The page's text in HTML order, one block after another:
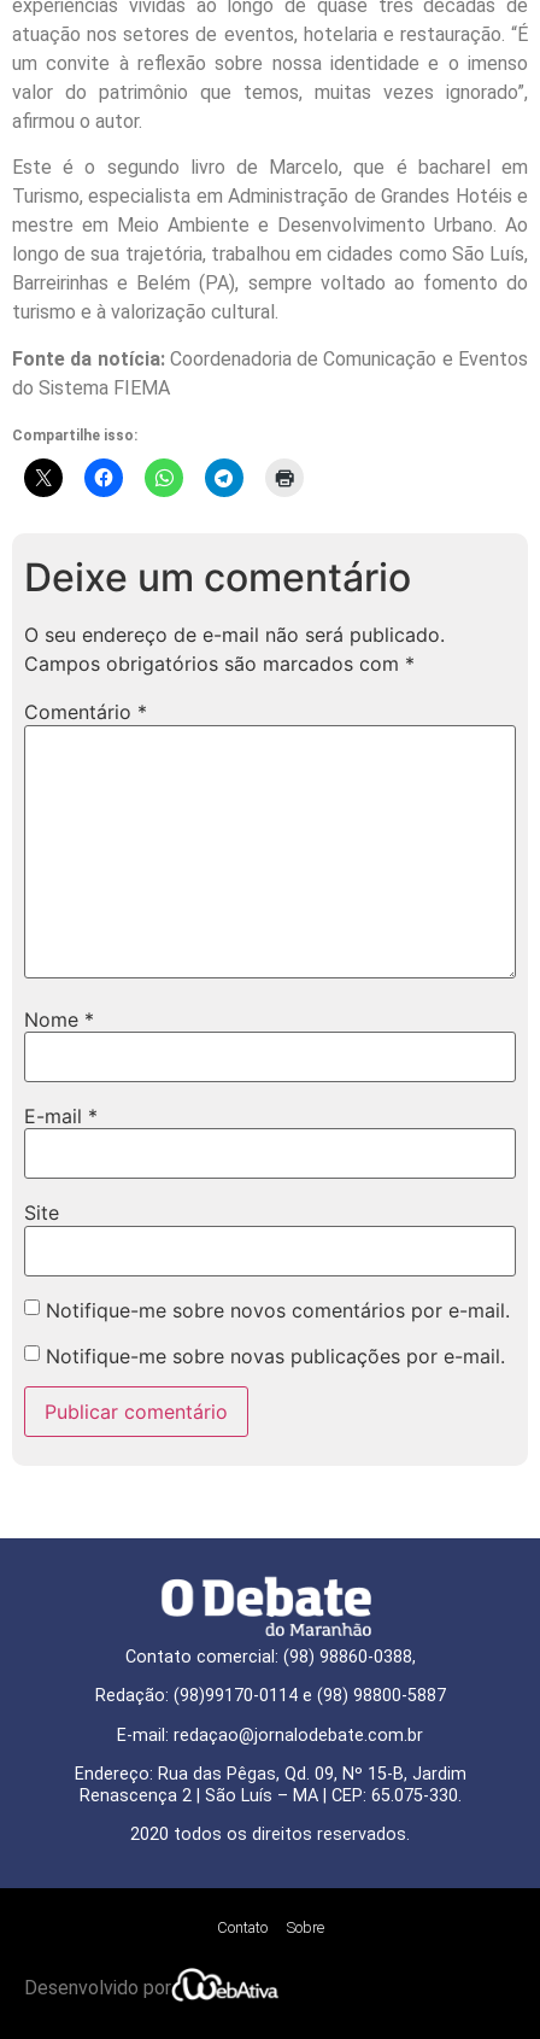
experiências vividas ao longo de quase três décadas de
atuação nos setores de eventos, hotelaria e restauração. “É
um convite à reflexão sobre nossa identidade e o imenso
valor do patrimônio que temos, muitas vezes ignorado”,
afirmou o autor.
Este é o segundo livro de Marcelo, que é bacharel em
Turismo, especialista em Administração de Grandes Hotéis e
mestre em Meio Ambiente e Desenvolvimento Urbano. Ao
longo de sua trajetória, trabalhou em cidades como São Luís,
Barreirinhas e Belém (PA), sempre voltado ao fomento do
turismo e à valorização cultural.
Fonte da notícia: Coordenadoria de Comunicação e Eventos
do Sistema FIEMA
Compartilhe isso:
Deixe um comentário
O seu endereço de e-mail não será publicado.
Campos obrigatórios são marcados com *
Comentário *
Nome *
E-mail *
Site
Notifique-me sobre novos comentários por e-mail.
Notifique-me sobre novas publicações por e-mail.
Contato comercial: (98) 98860-0388,
Redação: (98)99170-0114 e (98) 98800-5887
E-mail: redaçao@jornalodebate.com.br
Endereço: Rua das Pêgas, Qd. 09, Nº 15-B, Jardim
Renascença 2 | São Luís – MA | CEP: 65.075-330.
2020 todos os direitos reservados.
Contato Sobre
Desenvolvido por